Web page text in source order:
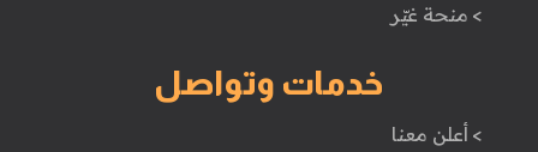
> منحة غيّر
خدمات وتواصل
> أعلن معنا